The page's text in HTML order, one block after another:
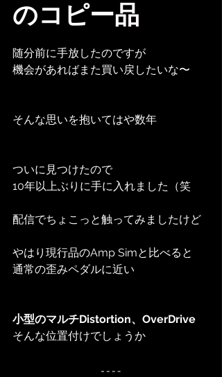
のコピー品
随分前に手放したのですが
機会があればまた買い戻したいな〜
そんな思いを抱いてはや数年
ついに見つけたので
10年以上ぶりに手に入れました（笑
配信でちょこっと触ってみましたけど
やはり現行品のAmp Simと比べると
通常の歪みペダルに近い
小型のマルチDistortion、OverDrive
そんな位置付けでしょうか